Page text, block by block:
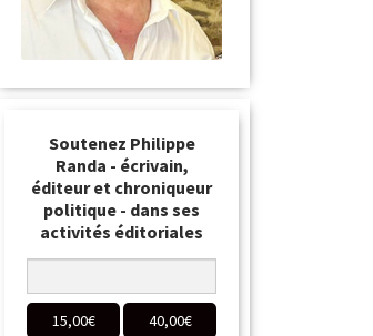
Soutenez Philippe
Randa - écrivain,
éditeur et chroniqueur
politique - dans ses
activités éditoriales
15,00€ 40,00€